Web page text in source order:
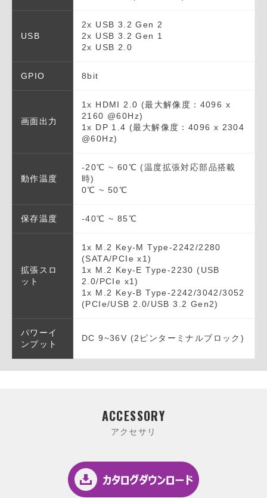
USB
2x USB 3.2 Gen 2
2x USB 3.2 Gen 1
2x USB 2.0
GPIO 8bit
画面出力
1x HDMI 2.0 (最大解像度：4096 x
2160 @60Hz)
1x DP 1.4 (最大解像度：4096 x 2304
@60Hz)
動作温度
-20℃ ~ 60℃ (温度拡張対応部品搭載
時)
0℃ ~ 50℃
保存温度 -40℃ ~ 85℃
拡張スロ
ット
1x M.2 Key-M Type-2242/2280
(SATA/PCIe x1)
1x M.2 Key-E Type-2230 (USB
2.0/PCIe x1)
1x M.2 Key-B Type-2242/3042/3052
(PCIe/USB 2.0/USB 3.2 Gen2)
パワーイ
ンプット
DC 9~36V (2ピンターミナルブロック)
ACCESSORY
アクセサリ